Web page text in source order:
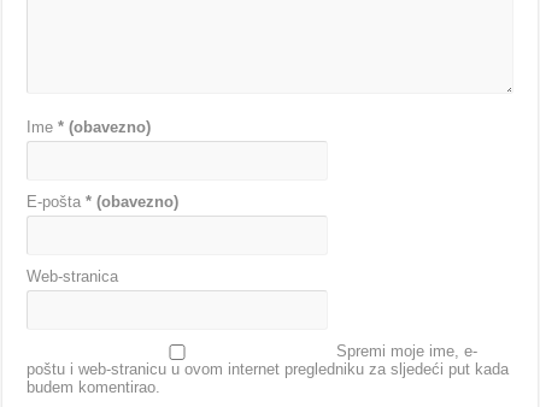
Ime* (obavezno)
E-pošta* (obavezno)
Web-stranica
Spremi moje ime, e-
poštu i web-stranicu u ovom internet pregledniku za sljedeći put kada
budem komentirao.